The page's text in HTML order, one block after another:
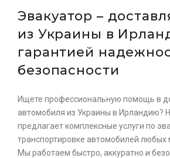
Эвакуатор –
из Украины в
гарантией
безопасности
Ищете профессиональную помощь в
автомобиля из Украины в Ирландию?
предлагает комплексные услуги по
транспортировке автомобилей любых
Мы работаем быстро, аккуратно и